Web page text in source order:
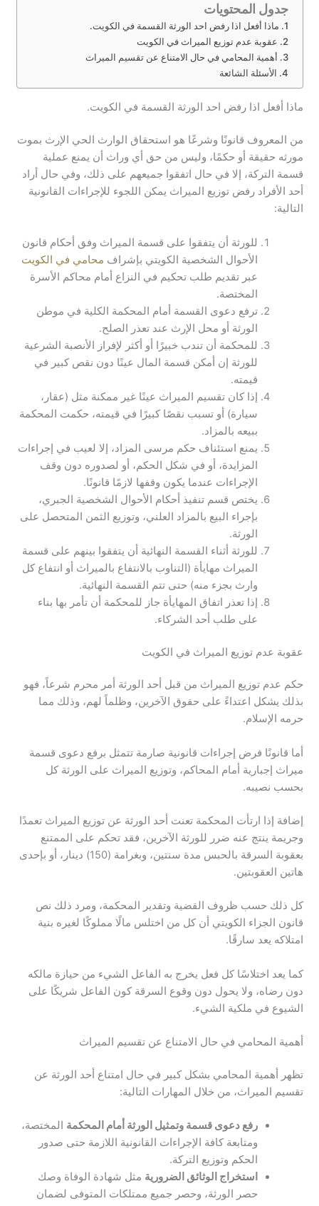
جدول المحتويات
ماذا أفعل اذا رفض احد الورثة القسمة في الكويت.
عقوبة عدم توزيع الميراث في الكويت
أهمية المحامي في حال الامتناع عن تقسيم الميراث
الأسئلة الشائعة
ماذا أفعل اذا رفض احد الورثة القسمة في الكويت.
من المعروف قانونًا وشرعًا هو استحقاق الوارث الحي الإرث بموت
مورثه حقيقة أو حكمًا، وليس من حق أي وراث أن يمنع عملية
قسمة التركة، إلا في حال اتفقوا جميعهم على ذلك، وفي حال أراد
أحد الأفراد رفض توزيع الميراث يمكن اللجوء للإجراءات القانونية
التالية:
للورثة أن يتفقوا على قسمة الميراث وفق أحكام قانون
الأحوال الشخصية الكويتي بإشراف محامي في الكويت
عبر تقديم طلب تحكيم في النزاع أمام محاكم الأسرة
المختصة.
ترفع دعوى القسمة أمام المحكمة الكلية في موطن
الورثة أو محل الإرث عند تعذر الصلح.
للمحكمة أن تندب خبيرًا أو أكثر لإفراز الأنصبة الشرعية
للورثة إن أمكن قسمة المال عينًا دون نقص كبير في
قيمته.
إذا كان تقسيم الميراث عينًا غير ممكنة مثل (عقار،
سيارة) أو تسبب نقصًا كبيرًا في قيمته، حكمت المحكمة
ببيعه بالمزاد.
يمنع استئناف حكم مرسى المزاد، إلا لعيب في إجراءات
المزايدة، أو في شكل الحكم، أو لصدوره دون وقف
الإجراءات عندما يكون وقفها لازمًا قانونًا.
يختص قسم تنفيذ أحكام الأحوال الشخصية الجبري،
بإجراء البيع بالمزاد العلني، وتوزيع الثمن المتحصل على
الورثة.
للورثة أثناء القسمة النهائية أن يتفقوا بينهم على قسمة
الميراث مهايأة (التناوب بالانتفاع بالميراث أو انتفاع كل
وارث بجزء منه) حتى تتم القسمة النهائية.
إذا تعذر اتفاق المهايأة جاز للمحكمة أن تأمر بها بناء
على طلب أحد الشركاء.
عقوبة عدم توزيع الميراث في الكويت
حكم عدم توزيع الميراث من قبل أحد الورثة أمر محرم شرعاً، فهو
بذلك يشكل اعتداءً على حقوق الآخرين، وظلماً لهم، وذلك مما
حرمه الإسلام.
أما قانونًا فرض إجراءات قانونية صارمة تتمثل برفع دعوى قسمة
ميراث إجبارية أمام المحاكم، وتوزيع الميراث على الورثة كل
بحسب نصيبه.
إضافة إذا ارتأت المحكمة تعنت أحد الورثة عن توزيع الميراث تعمدًا
وجريمة ينتج عنه ضرر للورثة الآخرين، فقد تحكم على الممتنع
بعقوبة السرقة بالحبس مدة سنتين، وبغرامة (150) دينار، أو بإحدى
هاتين العقوبتين.
كل ذلك حسب ظروف القضية وتقدير المحكمة، ومرد ذلك نص
قانون الجزاء الكويتي أن كل من اختلس مالًا مملوكًا لغيره بنية
امتلاكه يعد سارقًا.
كما يعد اختلاسًا كل فعل يخرج به الفاعل الشيء من حيازة مالكه
دون رضاه، ولا يحول دون وقوع السرقة كون الفاعل شريكًا على
الشيوع في ملكية الشيء.
أهمية المحامي في حال الامتناع عن تقسيم الميراث
تظهر أهمية المحامي بشكل كبير في حال امتناع أحد الورثة عن
تقسيم الميراث، من خلال المهارات التالية:
رفع دعوى قسمة وتمثيل الورثة أمام المحكمة المختصة،
ومتابعة كافة الإجراءات القانونية اللازمة حتى صدور
الحكم وتوزيع التركة.
استخراج الوثائق الضرورية مثل شهادة الوفاة وصك
حصر الورثة، وحصر جميع ممتلكات المتوفى لضمان